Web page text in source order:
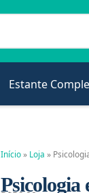
Estante
Início» Loja »